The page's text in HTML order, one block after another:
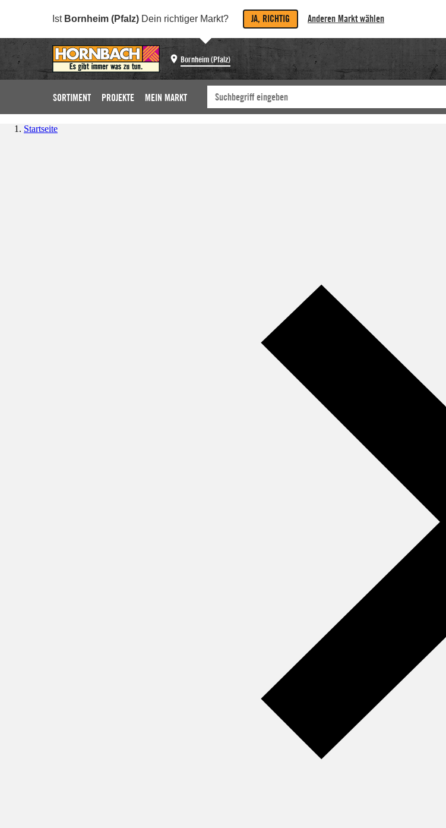
Ist Bornheim (Pfalz) Dein richtiger Markt? JA, RICHTIG Anderen Markt wählen
Bornheim (Pfalz)
SORTIMENT PROJEKTE MEIN MARKT
Startseite